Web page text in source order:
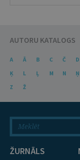
AUTORU KATALOGS
A Ā B C Č D
Ķ
L Ļ M N Ņ
Z
Ž
ŽURNĀLS